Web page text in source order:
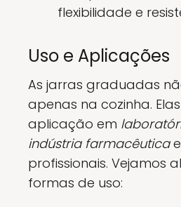
flexibilidade e
Uso e Aplicações
As jarras graduadas
apenas na cozinha.
aplicação em
indústria farmacêuticae
profissionais. Vejamos
formas de uso: